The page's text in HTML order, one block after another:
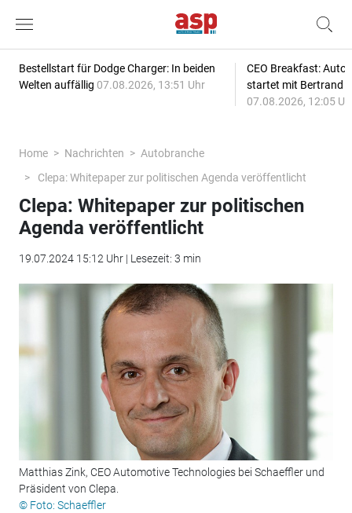
Bestellstart für Dodge Charger: In beiden
Welten auffällig 07.08.2026, 13:51 Uhr
CEO Breakfast:
startet mit Bertrand
07.08.2026, 12:05
Home Nachrichten
Autobranche
Clepa: Whitepaper zur politischen Agenda veröffentlicht
Clepa: Whitepaper zur politischen
Agenda veröffentlicht
19.07.2024 15:12 Uhr | Lesezeit: 3 min
Matthias Zink, CEO Automotive Technologies bei Schaeffler und
Präsident von Clepa.
© Foto: Schaeffler